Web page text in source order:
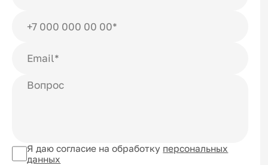
Я даю согласие на обработку персональных
данных